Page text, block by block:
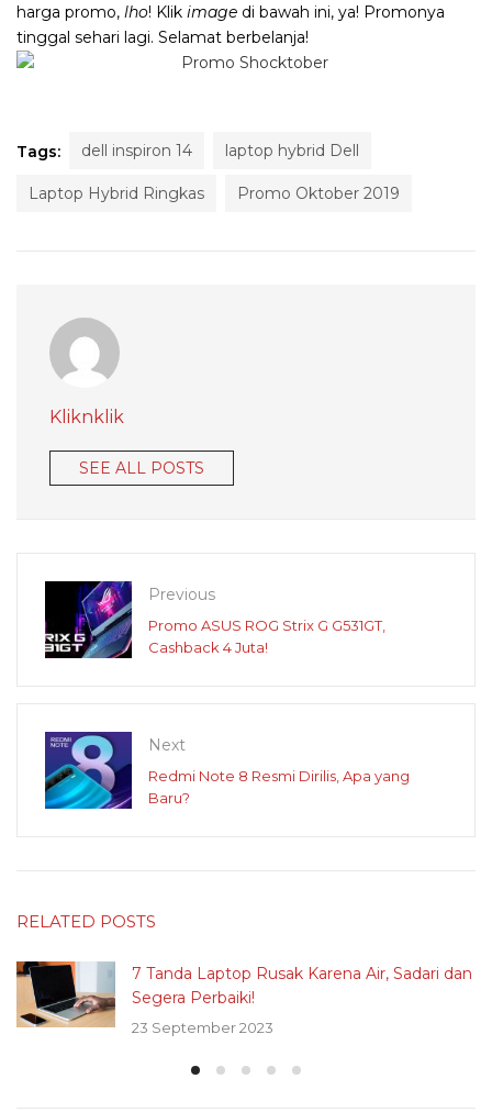
harga promo, lho! Klik image di bawah ini, ya! Promonya
tinggal sehari lagi. Selamat berbelanja!
Tags: dell inspiron 14 laptop hybrid Dell
Laptop Hybrid Ringkas Promo Oktober 2019
Kliknklik
SEE ALL POSTS
Previous
Promo ASUS ROG Strix G G531GT,
Cashback 4 Juta!
Next
Redmi Note 8 Resmi Dirilis, Apa yang
Baru?
RELATED POSTS
7 Tanda Laptop Rusak Karena Air, Sadari dan
Segera Perbaiki!
23 September 2023